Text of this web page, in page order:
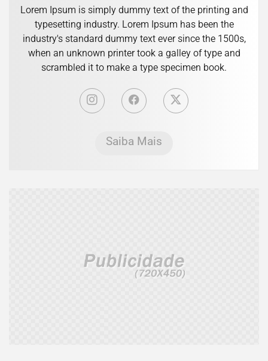
Lorem Ipsum is simply dummy text of the printing and
typesetting industry. Lorem Ipsum has been the
industry's standard dummy text ever since the 1500s,
when an unknown printer took a galley of type and
scrambled it to make a type specimen book.
Saiba Mais